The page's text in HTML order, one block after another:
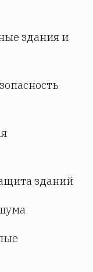
здания и
зданий